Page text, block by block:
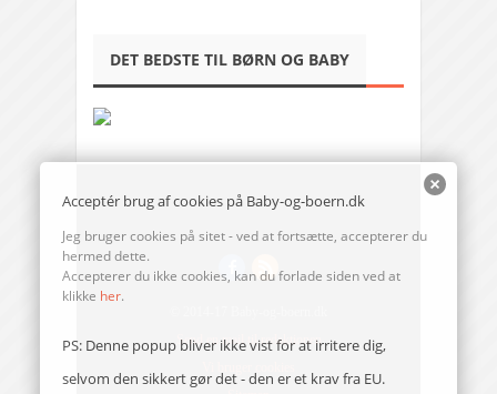
DET BEDSTE TIL BØRN OG BABY
Send en mail til redaktionen
Acceptér brug af cookies på Baby-og-boern.dk
Jeg bruger cookies på sitet - ved at fortsætte, accepterer du
hermed dette.
Accepterer du ikke cookies, kan du forlade siden ved at
klikke her.
PS: Denne popup bliver ikke vist for at irritere dig,
selvom den sikkert gør det - den er et krav fra EU.